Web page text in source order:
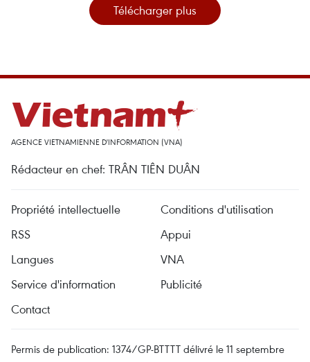
Télécharger plus
AGENCE VIETNAMIENNE D'INFORMATION (VNA)
Rédacteur en chef: TRÂN TIÊN DUÂN
Propriété intellectuelle
Conditions d'utilisation
RSS
Appui
Langues
VNA
Service d'information
Publicité
Contact
Permis de publication: 1374/GP-BTTTT délivré le 11 septembre